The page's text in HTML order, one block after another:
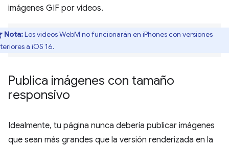
imágenes GIF por videos.
Nota:Los videos WebM no funcionarán en iPhones con versiones
a iOS 16.
Publica imágenes con tamaño
responsivo
Idealmente, tu página nunca debería publicar imágenes
que sean más grandes que la versión renderizada en la